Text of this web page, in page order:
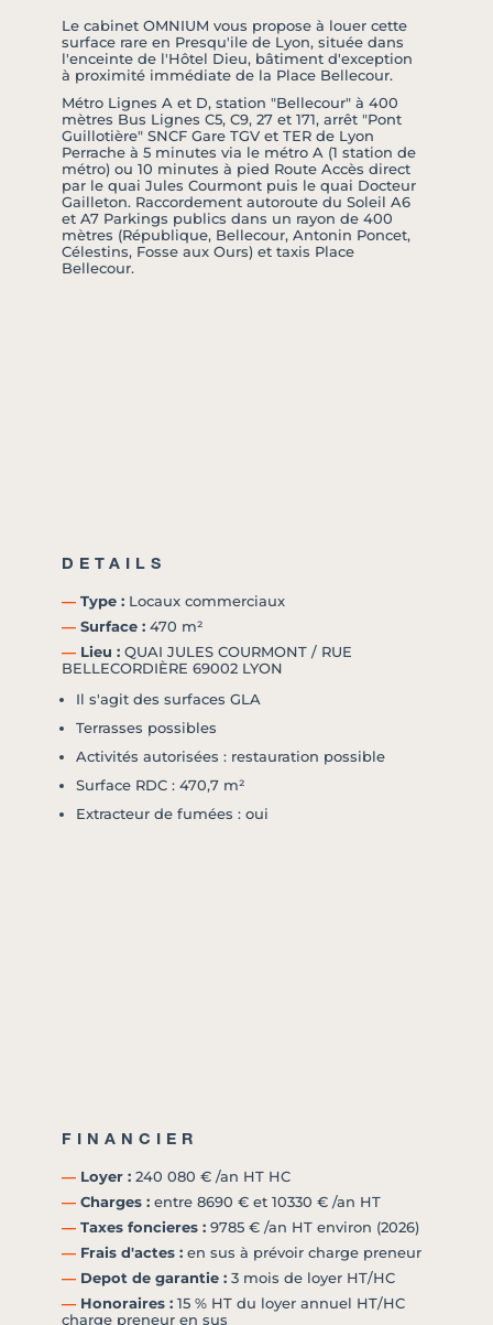
Le cabinet OMNIUM vous propose à louer cette
surface rare en Presqu'ile de Lyon, située dans
l'enceinte de l'Hôtel Dieu, bâtiment d'exception
à proximité immédiate de la Place Bellecour.
Métro Lignes A et D, station "Bellecour" à 400
mètres Bus Lignes C5, C9, 27 et 171, arrêt "Pont
Guillotière" SNCF Gare TGV et TER de Lyon
Perrache à 5 minutes via le métro A (1 station de
métro) ou 10 minutes à pied Route Accès direct
par le quai Jules Courmont puis le quai Docteur
Gailleton. Raccordement autoroute du Soleil A6
et A7 Parkings publics dans un rayon de 400
mètres (République, Bellecour, Antonin Poncet,
Célestins, Fosse aux Ours) et taxis Place
Bellecour.
DETAILS
― Type : Locaux commerciaux
― Surface : 470 m²
― Lieu : QUAI JULES COURMONT / RUE
BELLECORDIÈRE 69002 LYON
Il s'agit des surfaces GLA
Terrasses possibles
Activités autorisées : restauration possible
Surface RDC : 470,7 m²
Extracteur de fumées : oui
FINANCIER
― Loyer : 240 080 € /an HT HC
― Charges : entre 8690 € et 10330 € /an HT
― Taxes foncieres : 9785 € /an HT environ (2026)
― Frais d'actes : en sus à prévoir charge preneur
― Depot de garantie : 3 mois de loyer HT/HC
― Honoraires : 15 % HT du loyer annuel HT/HC
charge preneur en sus